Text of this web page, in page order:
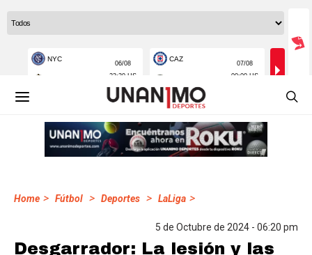
Home > Fútbol > Deportes > LaLiga >
5 de Octubre de 2024 - 06:20 pm
Desgarrador: La lesión y las